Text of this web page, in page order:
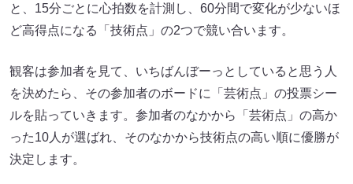
と、15分ごとに心拍数を計測し、60分間で変化が少ないほ
ど高得点になる「技術点」の2つで競い合います。
観客は参加者を見て、いちばんぼーっとしていると思う人
を決めたら、その参加者のボードに「芸術点」の投票シー
ルを貼っていきます。参加者のなかから「芸術点」の高か
った10人が選ばれ、そのなかから技術点の高い順に優勝が
決定します。